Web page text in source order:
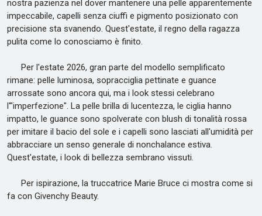
nostra pazienza nel dover mantenere una pelle apparentemente
impeccabile, capelli senza ciuffi e pigmento posizionato con
precisione sta svanendo. Quest'estate, il regno della ragazza
pulita come lo conosciamo è finito.
Per l'estate 2026, gran parte del modello semplificato
rimane: pelle luminosa, sopracciglia pettinate e guance
arrossate sono ancora qui, ma i look stessi celebrano
l'"imperfezione". La pelle brilla di lucentezza, le ciglia hanno
impatto, le guance sono spolverate con blush di tonalità rossa
per imitare il bacio del sole e i capelli sono lasciati all'umidità per
abbracciare un senso generale di nonchalance estiva.
Quest'estate, i look di bellezza sembrano vissuti.
Per ispirazione, la truccatrice Marie Bruce ci mostra come si
fa con Givenchy Beauty.